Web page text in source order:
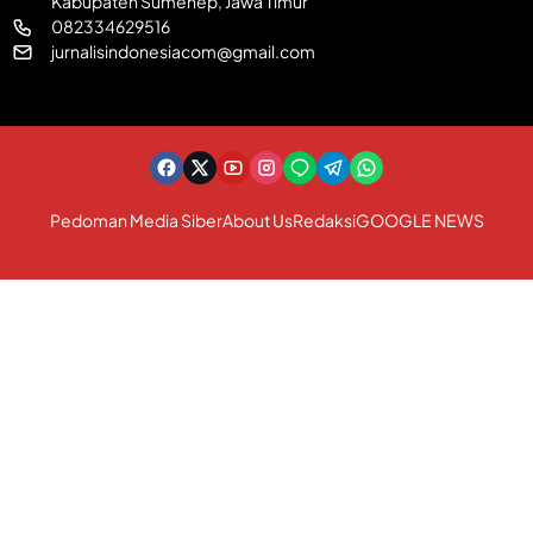
082334629516
jurnalisindonesiacom@gmail.com
Pedoman Media SiberAbout UsRedaksiGOOGLE NEWS